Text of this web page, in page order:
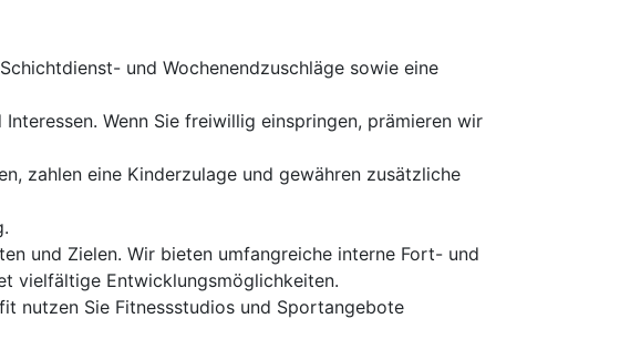
und Wochenendzuschläge sowie eine
Wenn Sie freiwillig einspringen, prämieren wir
zahlen eine Kinderzulage und gewähren zusätzliche
und Zielen. Wir bieten umfangreiche interne Fort- und
vielfältige Entwicklungsmöglichkeiten.
nutzen Sie Fitnessstudios und Sportangebote